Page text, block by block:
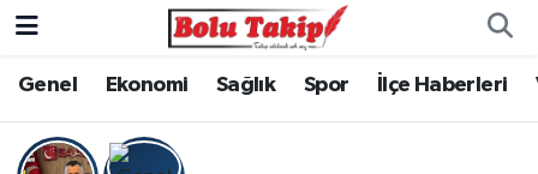
Genel Ekonomi Sağlık Spor İlçe Haberleri